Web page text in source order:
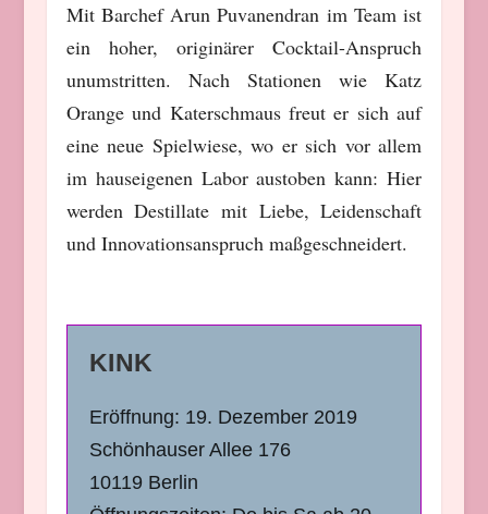
Mit Barchef Arun Puvanendran im Team ist
ein hoher, originärer Cocktail-Anspruch
unumstritten. Nach Stationen wie Katz
Orange und Katerschmaus freut er sich auf
eine neue Spielwiese, wo er sich vor allem
im hauseigenen Labor austoben kann: Hier
werden Destillate mit Liebe, Leidenschaft
und Innovationsanspruch maßgeschneidert.
KINK
Eröffnung: 19. Dezember 2019
Schönhauser Allee 176
10119 Berlin